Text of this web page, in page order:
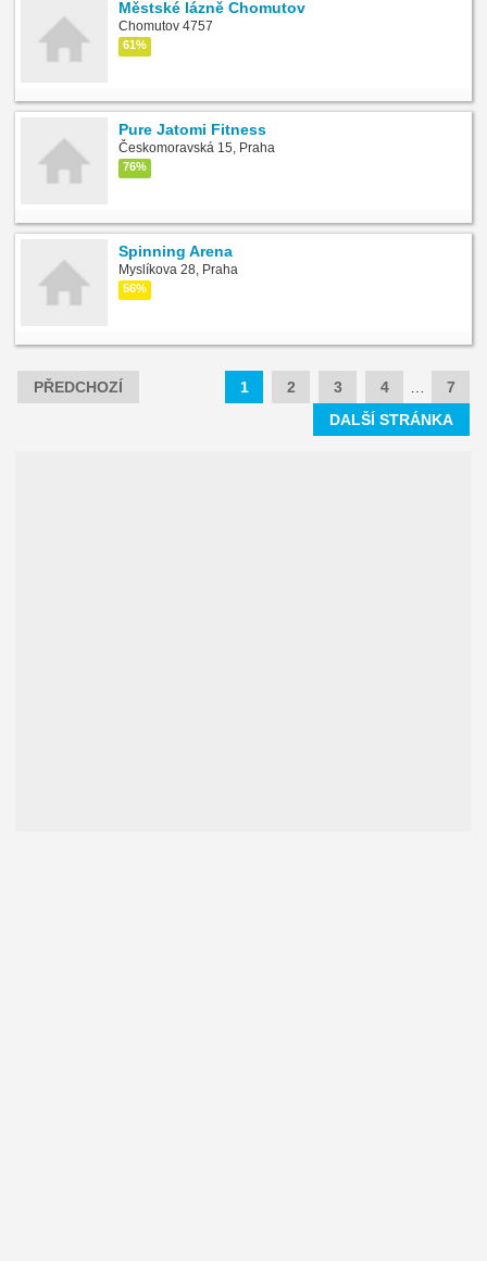
Městské lázně Chomutov
Chomutov 4757
61%
Pure Jatomi Fitness
Českomoravská 15, Praha
76%
Spinning Arena
Myslíkova 28, Praha
56%
PŘEDCHOZÍ 1 2 3 4
7
DALŠÍ STRÁNKA